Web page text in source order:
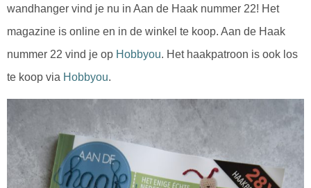
wandhanger vind je nu in Aan de Haak nummer 22! Het
magazine is online en in de winkel te koop. Aan de Haak
nummer 22 vind je op Hobbyou. Het haakpatroon is ook los
te koop via Hobbyou.